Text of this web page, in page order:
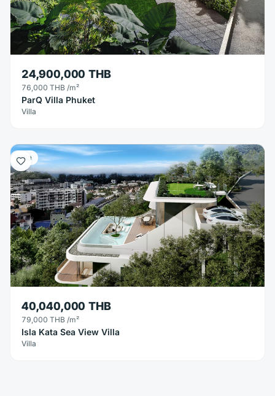
24,900,000 THB
76,000 THB /m²
ParQ Villa Phuket
Villa
Villa
40,040,000 THB
79,000 THB /m²
Isla Kata Sea View Villa
Villa